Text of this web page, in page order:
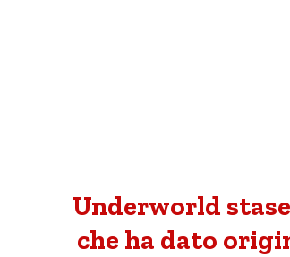
Underworld
che ha dato